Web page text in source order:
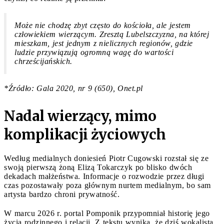
Może nie chodzę zbyt często do kościoła, ale jestem
człowiekiem wierzącym. Zresztą Lubelszczyzna, na której
mieszkam, jest jednym z nielicznych regionów, gdzie
ludzie przywiązują ogromną wagę do wartości
chrześcijańskich.
*Źródło: Gala 2020, nr 9 (650), Onet.pl
Nadal wierzący, mimo
komplikacji życiowych
Według medialnych doniesień Piotr Cugowski rozstał się ze
swoją pierwszą żoną Elizą Tokarczyk po blisko dwóch
dekadach małżeństwa. Informacje o rozwodzie przez długi
czas pozostawały poza głównym nurtem medialnym, bo sam
artysta bardzo chroni prywatność.
W marcu 2026 r. portal Pomponik przypomniał historię jego
życia rodzinnego i relacji. Z tekstu wynika, że dziś wokalista